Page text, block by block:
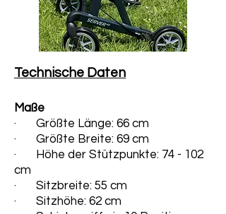
Technische Daten
Maße
· Größte Länge: 66 cm
· Größte Breite: 69 cm
· Höhe der Stützpunkte: 74 - 102
cm
· Sitzbreite: 55 cm
· Sitzhöhe: 62 cm